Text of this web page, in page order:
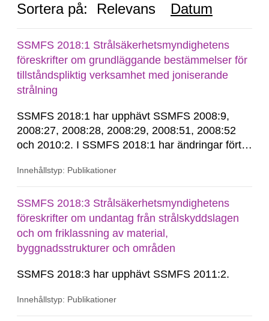
Sortera på: Relevans Datum
SSMFS 2018:1 Strålsäkerhetsmyndighetens
föreskrifter om grundläggande bestämmelser för
tillståndspliktig verksamhet med joniserande
strålning
SSMFS 2018:1 har upphävt SSMFS 2008:9,
2008:27, 2008:28, 2008:29, 2008:51, 2008:52
och 2010:2. I SSMFS 2018:1 har ändringar förts
SSMFS 2022:14, SSMFS 2024:2 och SSMFS
Innehållstyp: Publikationer
SSMFS 2018:3 Strålsäkerhetsmyndighetens
föreskrifter om undantag från strålskyddslagen
och om friklassning av material,
byggnadsstrukturer och områden
SSMFS 2018:3 har upphävt SSMFS 2011:2.
Innehållstyp: Publikationer